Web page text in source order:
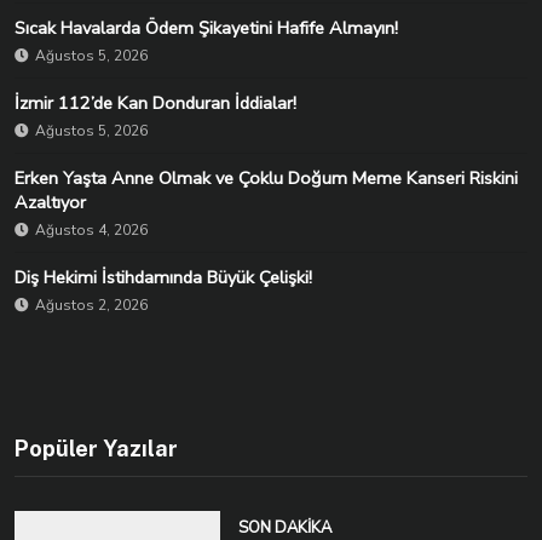
Sıcak Havalarda Ödem Şikayetini Hafife Almayın!
Ağustos 5, 2026
İzmir 112’de Kan Donduran İddialar!
Ağustos 5, 2026
Erken Yaşta Anne Olmak ve Çoklu Doğum Meme Kanseri Riskini
Azaltıyor
Ağustos 4, 2026
Diş Hekimi İstihdamında Büyük Çelişki!
Ağustos 2, 2026
Popüler Yazılar
SON DAKIKA